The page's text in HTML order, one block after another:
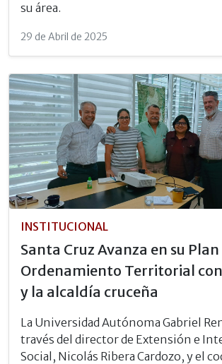
su área.
29 de Abril de 2025
INSTITUCIONAL
Santa Cruz Avanza en su
Ordenamiento Territorial con
y la alcaldía cruceña
La Universidad Autónoma Gabriel
través del director de Extensión e
Social, Nicolás Ribera Cardozo, y el